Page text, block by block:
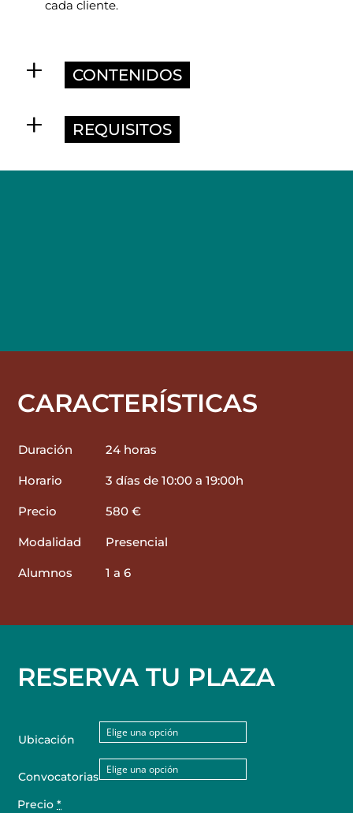
cada cliente.
CONTENIDOS
REQUISITOS
CARACTERÍSTICAS
Duración 24 horas
Horario 3 días de 10:00 a 19:00h
Precio 580 €
Modalidad Presencial
Alumnos 1 a 6
RESERVA TU PLAZA
Ubicación
Convocatorias
Precio *